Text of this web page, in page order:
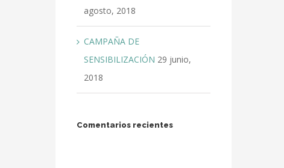
agosto, 2018
CAMPAÑA DE
SENSIBILIZACIÓN 29 junio,
2018
Comentarios recientes